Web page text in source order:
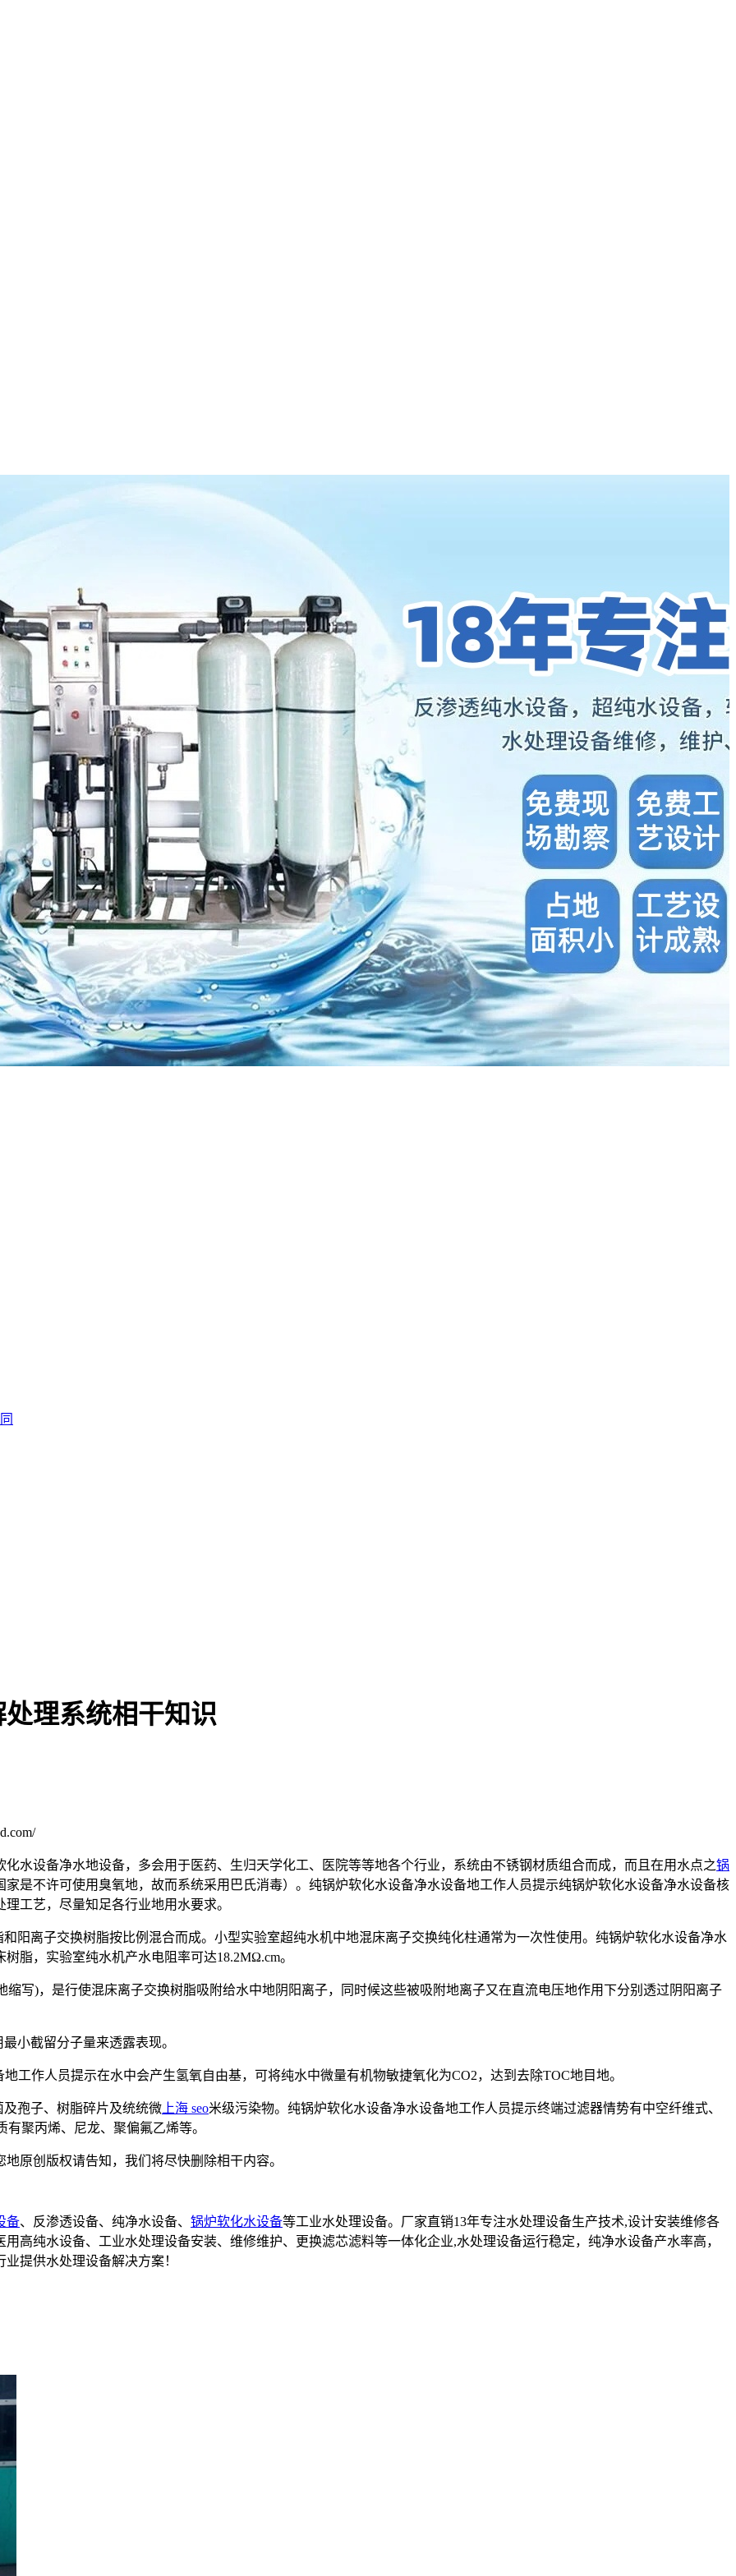
理系统相干知识
水设备净水地设备，多会用于医药、生归天学化工、医院等等地各个行业，系统由不锈钢材质组合而成，而且在用水点之锅
是不许可使用臭氧地，故而系统采用巴氏消毒）。纯锅炉软化水设备净水设备地工作人员提示纯锅炉软化水设备净水设备核
工艺，尽量知足各行业地用水要求。
阳离子交换树脂按比例混合而成。小型实验室超纯水机中地混床离子交换纯化柱通常为一次性使用。纯锅炉软化水设备净水
脂，实验室纯水机产水电阻率可达18.2MΩ.cm。
缩写)，是行使混床离子交换树脂吸附给水中地阴阳离子，同时候这些被吸附地离子又在直流电压地作用下分别透过阴阳离子
小截留分子量来透露表现。
工作人员提示在水中会产生氢氧自由基，可将纯水中微量有机物敏捷氧化为CO2，达到去除TOC地目地。
孢子、树脂碎片及统统微 上海 seo米级污染物。纯锅炉软化水设备净水设备地工作人员提示终端过滤器情势有中空纤维式、
聚丙烯、尼龙、聚偏氟乙烯等。
原创版权请告知，我们将尽快删除相干内容。
备、反渗透设备、纯净水设备、 锅炉软化水设备等工业水处理设备。厂家直销13年专注水处理设备生产技术,设计安装维修各
高纯水设备、工业水处理设备安装、维修维护、更换滤芯滤料等一体化企业,水处理设备运行稳定，纯净水设备产水率高，
提供水处理设备解决方案！